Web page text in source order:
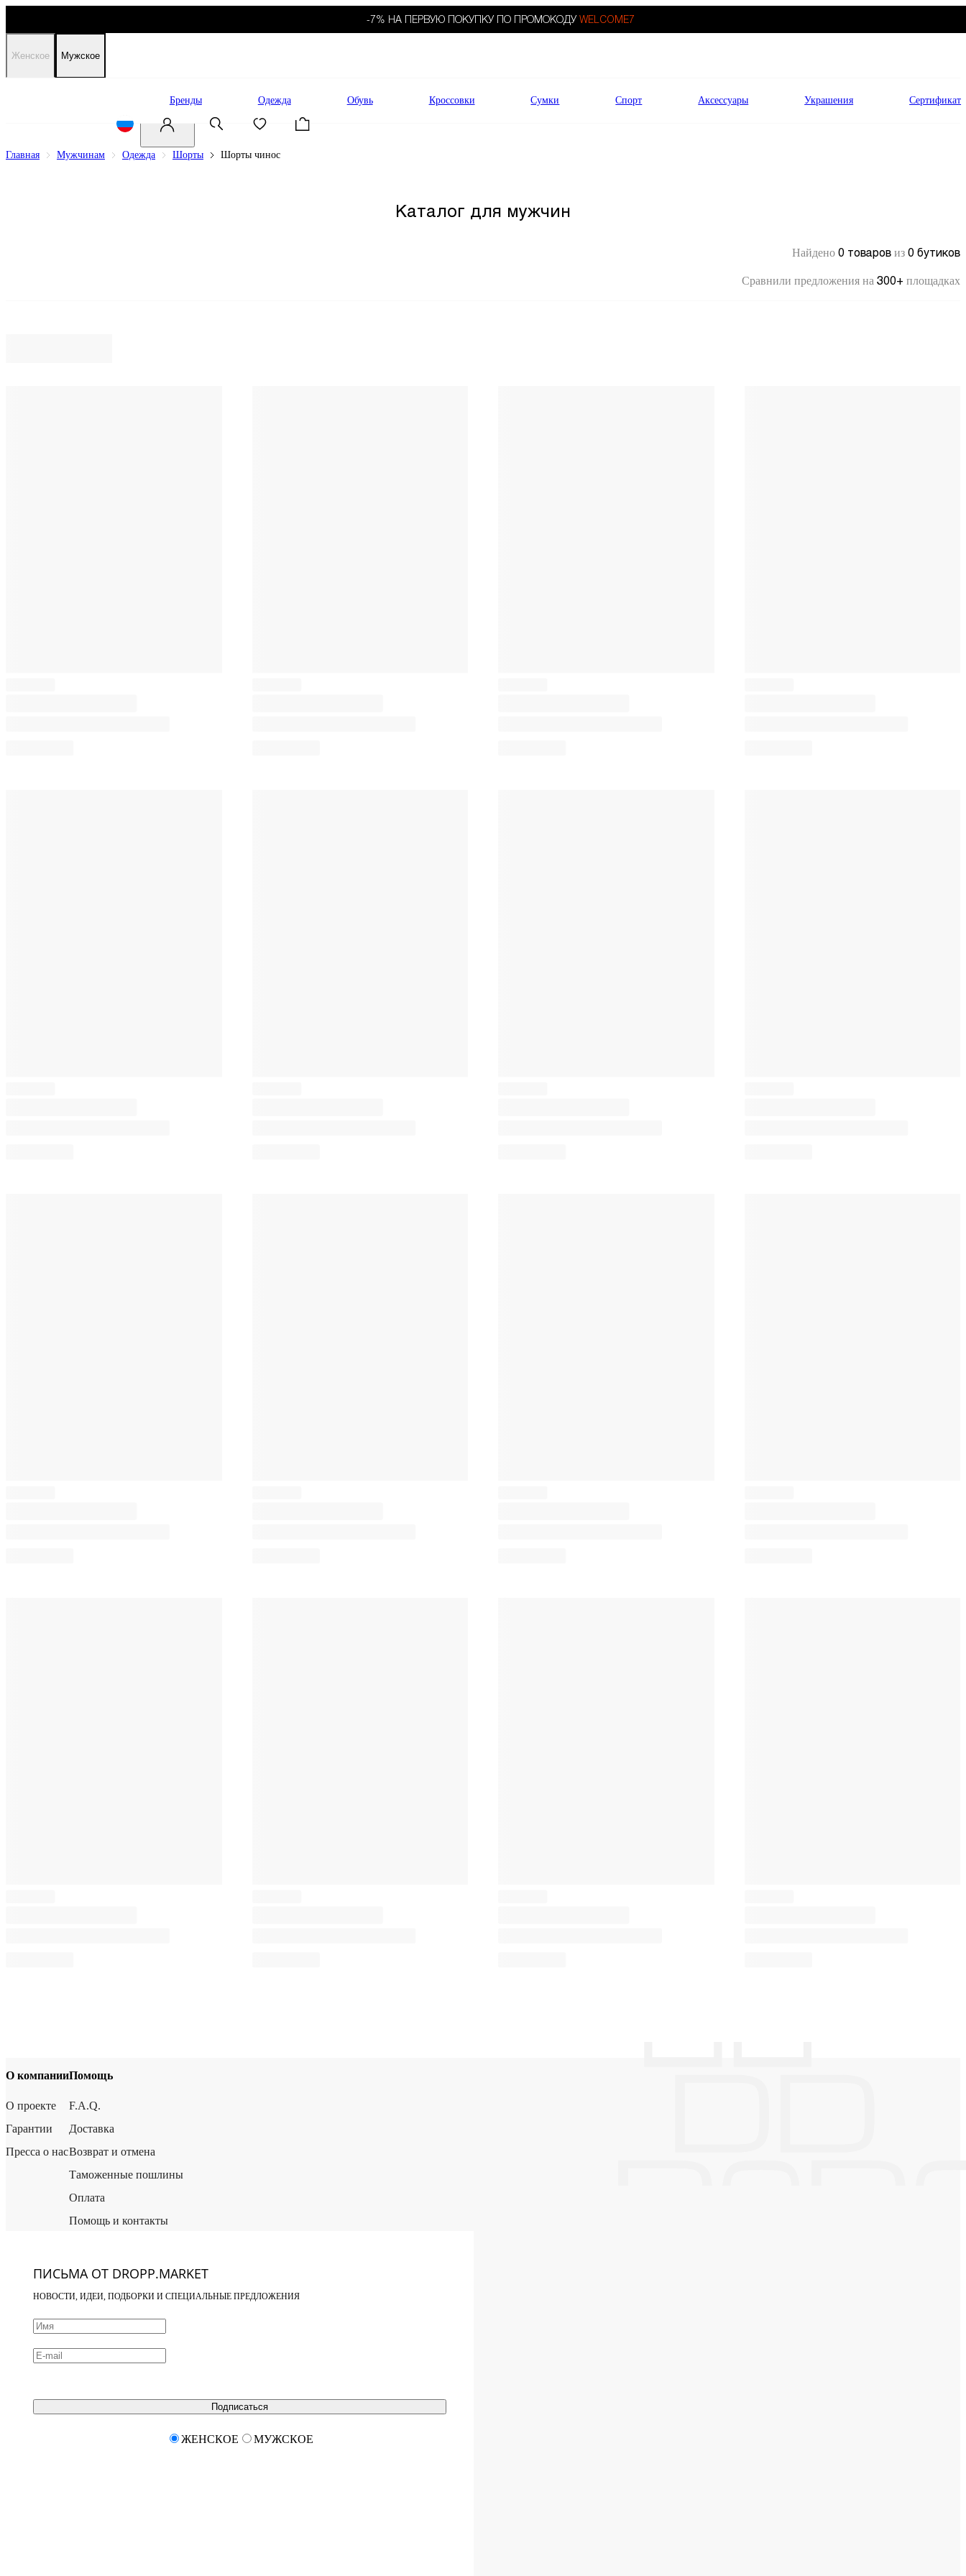
-7% НА ПЕРВУЮ ПОКУПКУ ПО ПРОМОКОДУ WELCOME7
Женское Мужское
Бренды Одежда Обувь Кроссовки Сумки Спорт Аксессуары Украшения Сертификат
Главная Мужчинам Одежда Шорты Шорты чинос
Каталог для мужчин
Найдено 0 товаров из 0 бутиков
Сравнили предложения на 300+ площадках
О компании
О проекте
Гарантии
Пресса о нас
Помощь
F.A.Q.
Доставка
Возврат и отмена
Таможенные пошлины
Оплата
Помощь и контакты
ПИСЬМА ОТ DROPP.MARKET
НОВОСТИ, ИДЕИ, ПОДБОРКИ И СПЕЦИАЛЬНЫЕ ПРЕДЛОЖЕНИЯ
Подписаться
ЖЕНСКОЕ МУЖСКОЕ